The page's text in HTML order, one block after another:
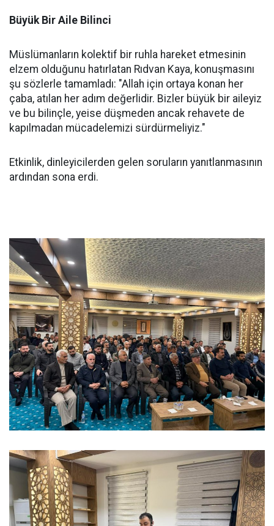
Büyük Bir Aile Bilinci
Müslümanların kolektif bir ruhla hareket etmesinin
elzem olduğunu hatırlatan Rıdvan Kaya, konuşmasını
şu sözlerle tamamladı: "Allah için ortaya konan her
çaba, atılan her adım değerlidir. Bizler büyük bir aileyiz
ve bu bilinçle, yeise düşmeden ancak rehavete de
kapılmadan mücadelemizi sürdürmeliyiz."
Etkinlik, dinleyicilerden gelen soruların yanıtlanmasının
ardından sona erdi.